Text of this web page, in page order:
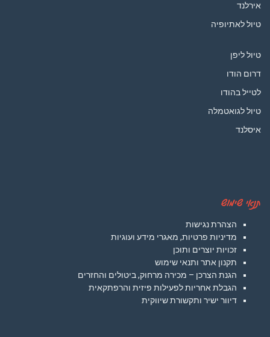
אירלנד
טיול לאתיופיה
טיול ליפן
דרום הודו
לטייל בהודו
טיול לגואטמלה
איסלנד
תנאי שימוש
הצהרת נגישות
מדיניות פרטיות, מאגרי מידע ועוגיות
זכויות יוצרים ותוכן
תקנון אתר ותנאי שימוש
הגנת הצרכן – מכירה מרחוק, ביטולים והחזרים
הגבלת אחריות לפעילות פיזית והרפתקאית
דיוור ישיר ותקשורת שיווקית